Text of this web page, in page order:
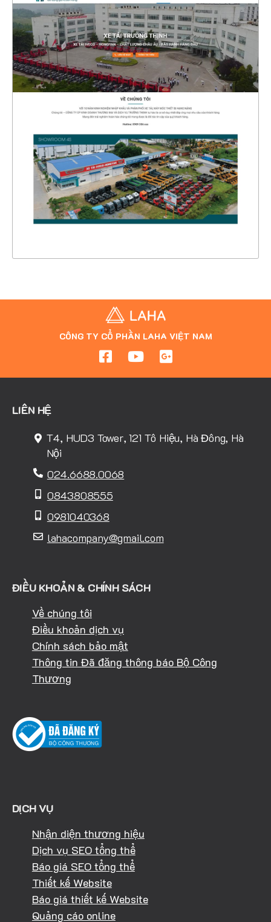
47498
CHI TIẾT
XEM THỰC TẾ
CÔNG TY CỔ PHẦN LAHA VIỆT NAM
LIÊN HỆ
T4, HUD3 Tower, 121 Tô Hiệu, Hà Đông, Hà
Nội
024.6688.0068
0843808555
0981040368
lahacompany@gmail.com
ĐIỀU KHOẢN & CHÍNH SÁCH
Về chúng tôi
Điều khoản dịch vụ
Chính sách bảo mật
Thông tin Đã đăng thông báo Bộ Công
Thương
DỊCH VỤ
Nhận diện thương hiệu
Dịch vụ SEO tổng thể
Báo giá SEO tổng thể
Thiết kế Website
Báo giá thiết kế Website
Quảng cáo online